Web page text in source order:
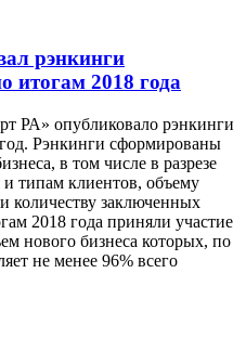
рэнкинги
итогам 2018 года
РА» опубликовало рэнкинги
Рэнкинги сформированы
в том числе в разрезе
типам клиентов, объему
количеству заключенных
2018 года приняли участие
нового бизнеса которых, по
не менее 96% всего